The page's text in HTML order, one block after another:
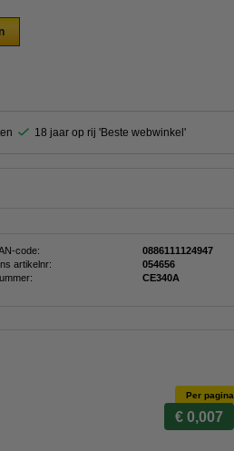
18 jaar op rij 'Beste webwinkel'
code:
0886111124947
artikelnr:
054656
CE340A
Per pagina
€ 0,007